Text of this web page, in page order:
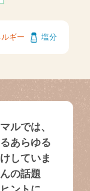
ギー 塩分
ルでは、
あらゆる
していま
の話題